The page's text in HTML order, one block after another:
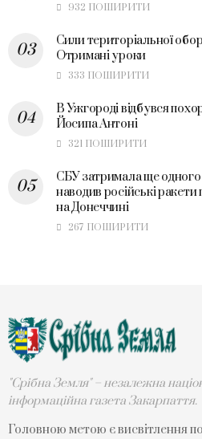
932 ПОШИРИТИ
Сили територіальної
Отримані уроки
333 ПОШИРИТИ
В Ужгороді відбувся
Йосипа Антоні
321 ПОШИРИТИ
СБУ затримала ще одного
наводив російські
на Донеччині
267 ПОШИРИТИ
"Срібна Земля" – незалежна
інформаційна газета Закарпаття.
Головною метою є висвітлення